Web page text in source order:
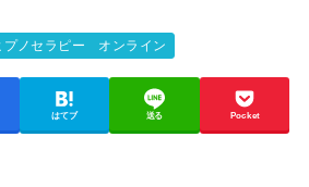
プノセラピー オンライン
はてブ 送る Pocket